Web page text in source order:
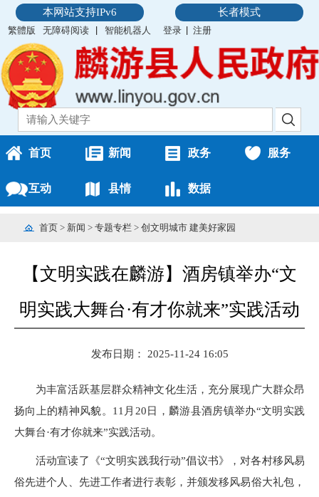
本网站支持IPv6 长者模式
繁體版 无障碍阅读 智能机器人 登录 注册
首页 新闻 政务 服务
互动 县情 数据
首页 > 新闻 > 专题专栏 > 创文明城市 建美好家园
【文明实践在麟游】酒房镇举办“文
明实践大舞台·有才你就来”实践活动
发布日期： 2025-11-24 16:05
为丰富活跃基层群众精神文化生活，充分展现广大群众昂
扬向上的精神风貌。11月20日，麟游县酒房镇举办“文明实践
大舞台·有才你就来”实践活动。
活动宣读了《“文明实践我行动”倡议书》，对各村移风易
俗先进个人、先进工作者进行表彰，并颁发移风易俗大礼包，